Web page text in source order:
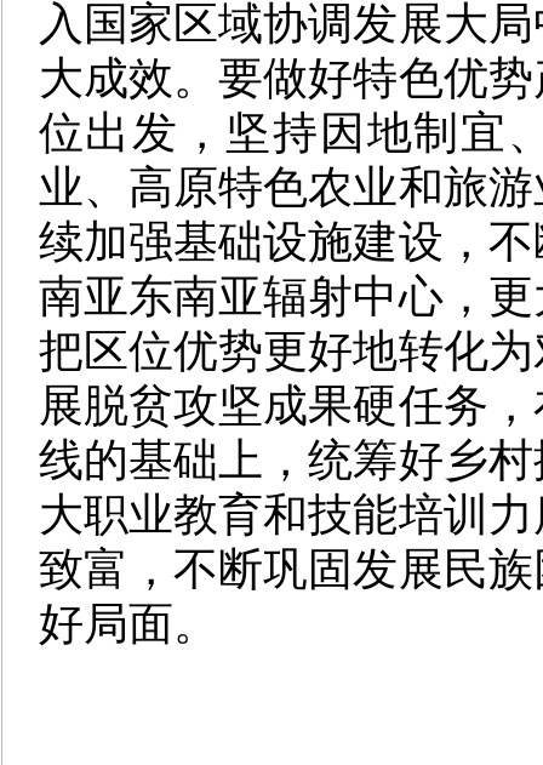
入国家区域协调发展大
大成效。要做好特色优
位出发，坚持因地制宜
业、高原特色农业和旅
续加强基础设施建设，
南亚东南亚辐射中心，
把区位优势更好地转化
展脱贫攻坚成果硬任务
线的基础上，统筹好乡
大职业教育和技能培训
致富，不断巩固发展民
好局面。